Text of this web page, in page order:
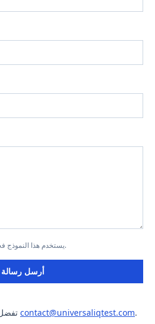
يستخدم هذا النموذج فحص الروبوت لمنع البريد العشوائي.
أرسل رسالة
contact@universaliqtest.com.